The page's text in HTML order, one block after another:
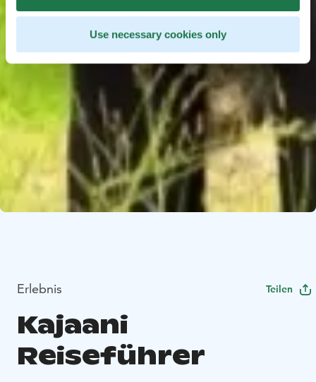
Use necessary cookies only
Erlebnis Teilen
Kajaani
Reiseführer